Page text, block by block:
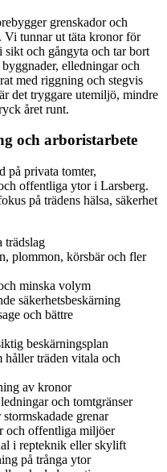
grenskador och
Vi tunnar ut täta kronor för
och gångyta och tar bort
elledningar och
med riggning och stegvis
det tryggare utemiljö, mindre
året runt.
och arboristarbete
på privata tomter,
offentliga ytor i Larsberg.
på trädens hälsa, säkerhet
trädslag
plommon, körsbär och fler
minska volym
säkerhetsbeskärning
och bättre
beskärningsplan
håller träden vitala och
av kronor
och tomtgränser
grenar
och offentliga miljöer
i repteknik eller skylift
på trånga ytor